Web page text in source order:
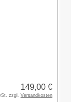
149,00 €
zzgl. Versandkosten